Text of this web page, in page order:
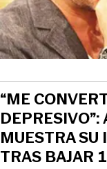
“ME
MUESTRA
TRAS BAJAR